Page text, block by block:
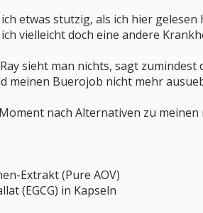
etwas stutzig, als ich hier
vielleicht doch eine andere
sieht man nichts, sagt
meinen Buerojob nicht mehr
nach Alternativen zu meinen
Extrakt (Pure AOV)
(EGCG) in Kapseln